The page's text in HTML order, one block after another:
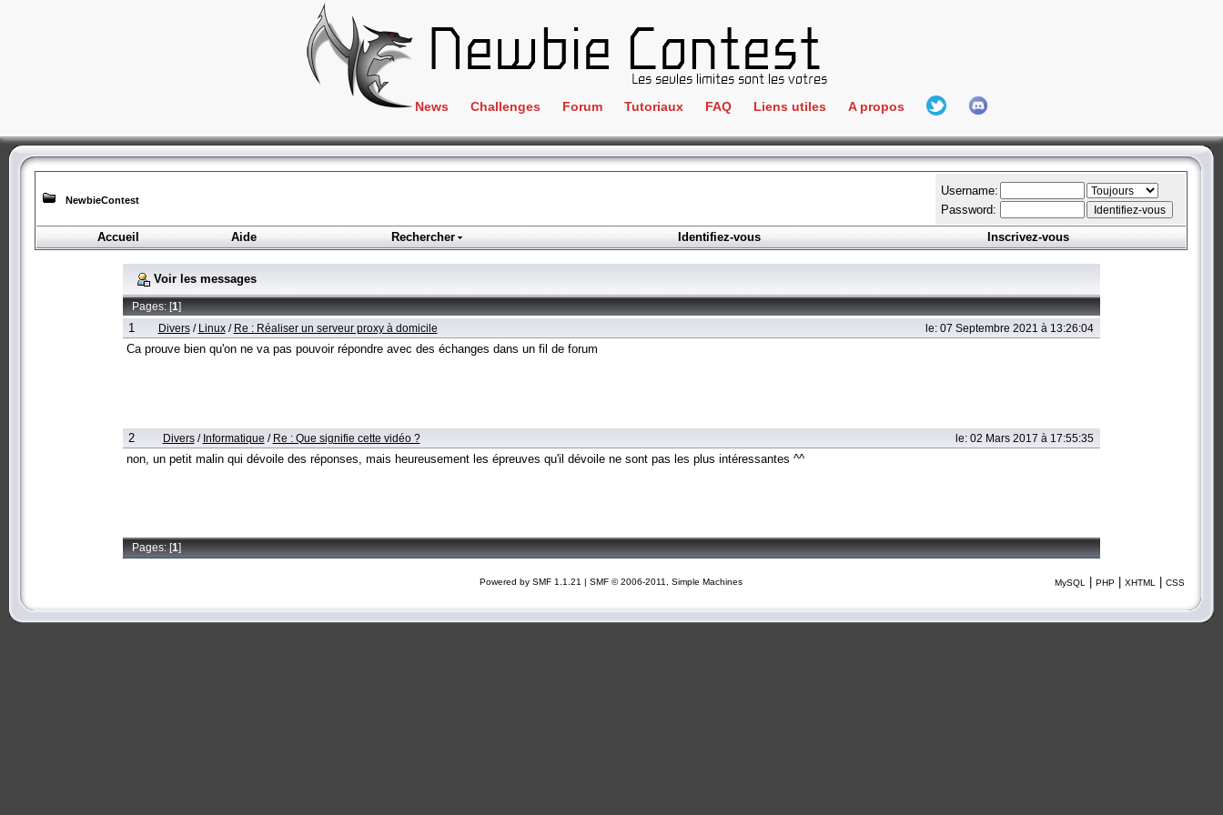
News Challenges
Crackme
ClientSide
Forensics
Programmation
Stéganographie
Forum Tutoriaux FAQ Liens utiles
IRC
Newbie Connect
Partenaires
Goodies
L'incubateur
A propos
L'équipe
Hall Of Fame
NewbieContest
Username:
Password:
Accueil
Aide Rechercher Identifiez-vous Inscrivez-vous
Voir les messages
Pages: [1]
1 Divers/ Linux/ Re : Réaliser un serveur proxy à domicile le: 07 Septembre 2021 à 13:26:04
Ca prouve bien qu'on ne va pas pouvoir répondre avec des échanges dans un fil de forum
2 Divers/ Informatique/ Re : Que signifie cette vidéo ? le: 02 Mars 2017 à 17:55:35
non, un petit malin qui dévoile des réponses, mais heureusement les épreuves qu'il dévoile ne sont pas les plus intéressantes ^^
Pages: [1]
Powered by SMF 1.1.21 | SMF © 2006-2011, Simple Machines MySQL | PHP | XHTML | CSS